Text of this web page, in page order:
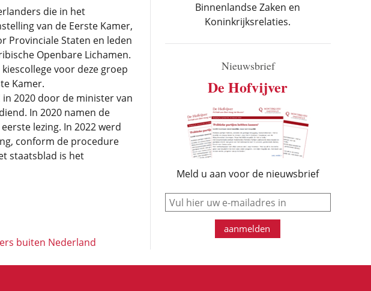
die in het
van de Eerste Kamer,
Provinciale Staten en leden
Openbare Lichamen.
voor deze groep
Kamer.
2020 door de minister van
In 2020 namen de
lezing. In 2022 werd
conform de procedure
staatsblad is het
buiten Nederland
Binnenlandse Zaken en
Koninkrijksrelaties.
Nieuwsbrief
De Hofvijver
Meld u aan voor de nieuwsbrief
e-mail
aanmelden